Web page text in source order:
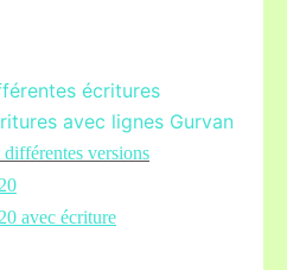
écritures
avec lignes Gurvan
versions
avec écriture